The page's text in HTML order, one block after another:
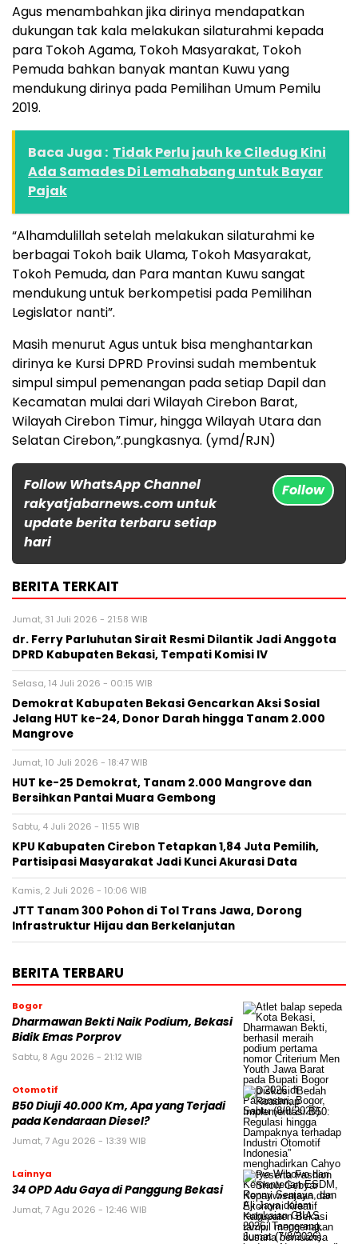
Agus menambahkan jika dirinya mendapatkan
dukungan tak kala melakukan silaturahmi kepada
para Tokoh Agama, Tokoh Masyarakat, Tokoh
Pemuda bahkan banyak mantan Kuwu yang
mendukung dirinya pada Pemilihan Umum Pemilu
2019.
Baca Juga : Tidak Perlu jauh ke Ciledug Kini
Ada Samades Di Lemahabang untuk Bayar
Pajak
“Alhamdulillah setelah melakukan silaturahmi ke
berbagai Tokoh baik Ulama, Tokoh Masyarakat,
Tokoh Pemuda, dan Para mantan Kuwu sangat
mendukung untuk berkompetisi pada Pemilihan
Legislator nanti”.
Masih menurut Agus untuk bisa menghantarkan
dirinya ke Kursi DPRD Provinsi sudah membentuk
simpul simpul pemenangan pada setiap Dapil dan
Kecamatan mulai dari Wilayah Cirebon Barat,
Wilayah Cirebon Timur, hingga Wilayah Utara dan
Selatan Cirebon,”.pungkasnya. (ymd/RJN)
Follow WhatsApp Channel
rakyatjabarnews.com untuk
update berita terbaru setiap
hari
Follow
BERITA TERKAIT
Jumat, 31 Juli 2026 - 21:58 WIB
dr. Ferry Parluhutan Sirait Resmi Dilantik Jadi Anggota
DPRD Kabupaten Bekasi, Tempati Komisi IV
Selasa, 14 Juli 2026 - 00:15 WIB
Demokrat Kabupaten Bekasi Gencarkan Aksi Sosial
Jelang HUT ke-24, Donor Darah hingga Tanam 2.000
Mangrove
Jumat, 10 Juli 2026 - 18:47 WIB
HUT ke-25 Demokrat, Tanam 2.000 Mangrove dan
Bersihkan Pantai Muara Gembong
Sabtu, 4 Juli 2026 - 11:55 WIB
KPU Kabupaten Cirebon Tetapkan 1,84 Juta Pemilih,
Partisipasi Masyarakat Jadi Kunci Akurasi Data
Kamis, 2 Juli 2026 - 10:06 WIB
JTT Tanam 300 Pohon di Tol Trans Jawa, Dorong
Infrastruktur Hijau dan Berkelanjutan
BERITA TERBARU
Bogor
Dharmawan Bekti Naik Podium, Bekasi
Bidik Emas Porprov
Sabtu, 8 Agu 2026 - 21:12 WIB
Otomotif
B50 Diuji 40.000 Km, Apa yang Terjadi
pada Kendaraan Diesel?
Jumat, 7 Agu 2026 - 13:39 WIB
Lainnya
34 OPD Adu Gaya di Panggung Bekasi
Jumat, 7 Agu 2026 - 12:46 WIB